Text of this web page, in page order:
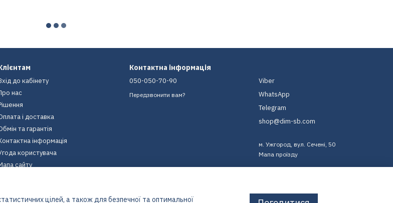
до кабінету
нас
і доставка
та гарантія
інформація
користувача
сайту
Контактна інформація
050-050-70-90
Передзвонити вам?
Viber
WhatsApp
Telegram
shop@dim-sb.com
м. Ужгород, вул. Сечені, 50
Мапа проїзду
цілей, а також для безпечної та оптимальної